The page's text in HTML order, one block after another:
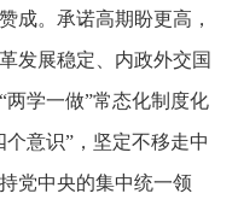
成。承诺高期盼更高，
发展稳定、内政外交国
学一做”常态化制度化
意识”，坚定不移走中
党中央的集中统一领